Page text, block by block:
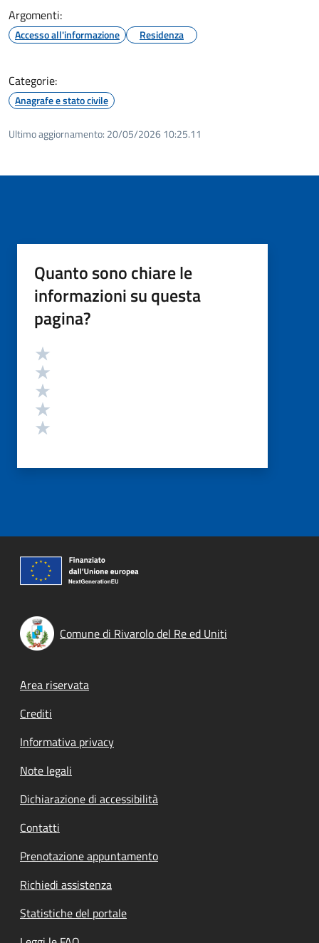
Argomenti:
Accesso all'informazione Residenza
Categorie:
Anagrafe e stato civile
Ultimo aggiornamento: 20/05/2026 10:25.11
Quanto sono chiare le
informazioni su questa
pagina?
Valutazione
Comune di Rivarolo del Re ed Uniti
Footer menu
Area riservata
Crediti
Informativa privacy
Note legali
Dichiarazione di accessibilità
Contatti
Prenotazione appuntamento
Richiedi assistenza
Statistiche del portale